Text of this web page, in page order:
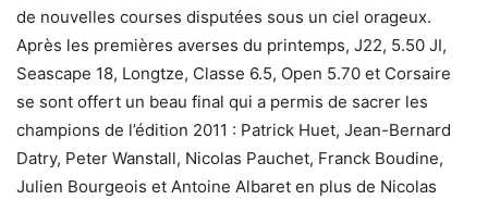
de nouvelles courses disputées sous un ciel orageux.
Après les premières averses du printemps, J22, 5.50 JI,
Seascape 18, Longtze, Classe 6.5, Open 5.70 et Corsaire
se sont offert un beau final qui a permis de sacrer les
champions de l’édition 2011 : Patrick Huet, Jean-Bernard
Datry, Peter Wanstall, Nicolas Pauchet, Franck Boudine,
Julien Bourgeois et Antoine Albaret en plus de Nicolas